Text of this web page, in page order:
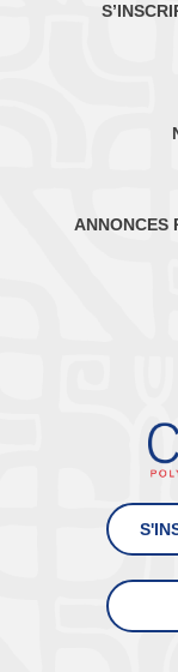
ANNONCES